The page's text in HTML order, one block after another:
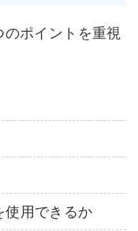
ポイントを重視
使用できるか